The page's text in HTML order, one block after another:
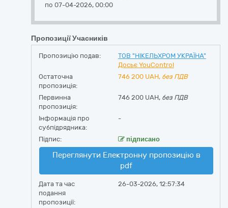
по 07-04-2026, 00:00
Пропозиції Учасників
Пропозицію подав:
ТОВ "НІКЕЛЬХРОМ УКРАЇНА"
Досьє YouControl
Остаточна
пропозиція:
746 200 UAH, без ПДВ
Первинна
пропозиція:
746 200 UAH, без ПДВ
Інформація про
субпідрядника:
-
Підпис: підписано
Переглянути Електронну пропозицію в
pdf
Дата та час
подання
пропозиції:
26-03-2026, 12:57:34